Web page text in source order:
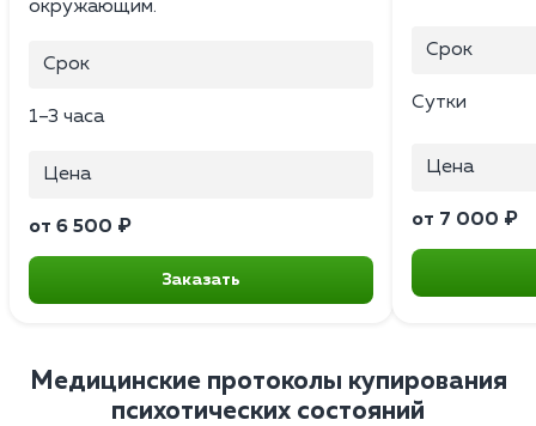
окружающим.
Срок
1–3 часа
Цена
от 6 500 ₽
Заказать
Срок
Сутки
Цена
от 7 000 ₽
Медицинские протоколы купирования
психотических состояний